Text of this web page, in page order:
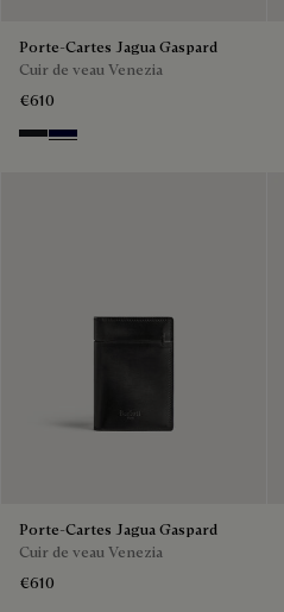
Porte-Cartes Jagua Gaspard
Cuir de veau Venezia
€610
Charcoal Gray
Nero Blu
Porte-Cartes Jagua Gaspard
Cuir de veau Venezia
€610